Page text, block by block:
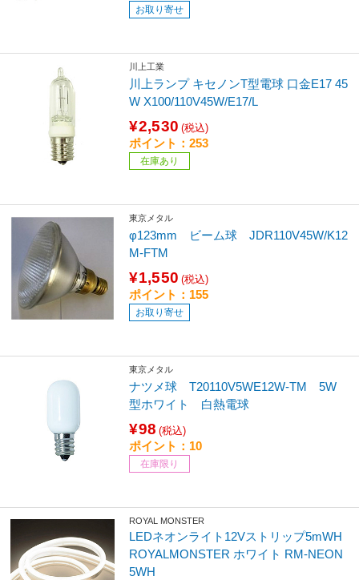
お取り寄せ
川上工業
川上ランプ キセノンT型電球 口金E17 45
W X100/110V45W/E17/L
¥2,530 (税込)
ポイント：253
在庫あり
東京メタル
φ123mm ビーム球 JDR110V45W/K12
M-FTM
¥1,550 (税込)
ポイント：155
お取り寄せ
東京メタル
ナツメ球 T20110V5WE12W-TM 5W
型ホワイト 白熱電球
¥98 (税込)
ポイント：10
在庫限り
ROYAL MONSTER
LEDネオンライト12Vストリップ5mWH
ROYALMONSTER ホワイト RM-NEON
5WH